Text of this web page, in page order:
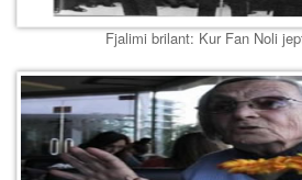
Fjalimi brilant: Kur Fan Noli